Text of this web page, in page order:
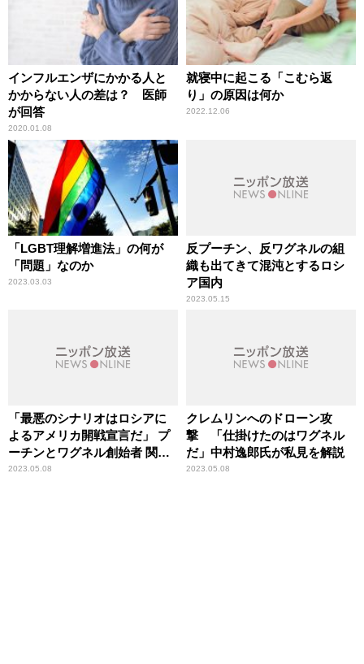
インフルエンザにかかる人と
かからない人の差は？ 医師
が回答
2020.01.08
就寝中に起こる「こむら返
り」の原因は何か
2022.12.06
「LGBT理解増進法」の何が
「問題」なのか
2023.03.03
反プーチン、反ワグネルの組
織も出てきて混沌とするロシ
ア国内
2023.05.15
「最悪のシナリオはロシアに
よるアメリカ開戦宣言だ」 プ
ーチンとワグネル創始者 関係
悪化の「行く末」を中村逸郎
2023.05.08
クレムリンへのドローン攻
撃 「仕掛けたのはワグネル
だ」中村逸郎氏が私見を解説
2023.05.08